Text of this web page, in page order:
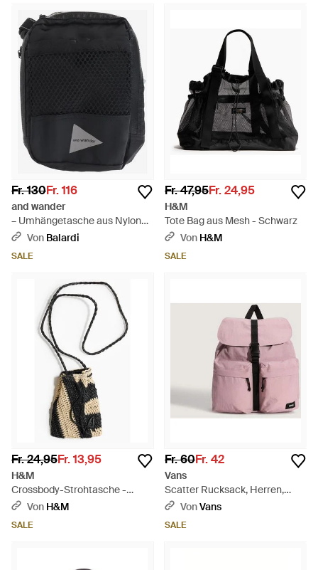
Fr. 130Fr. 116
and wander
– Umhängetasche aus Nylon
mit Logo - Schwarz
Von Balardi
SALE
Fr. 47,95Fr. 24,95
H&M
Tote Bag aus Mesh - Schwarz
Von H&M
SALE
Fr. 24,95Fr. 13,95
H&M
Crossbody-Strohtasche -
Schwarz
Von H&M
SALE
Fr. 60Fr. 42
Vans
Scatter Rucksack, Herren,
Größe - Pink
VonVans
SALE